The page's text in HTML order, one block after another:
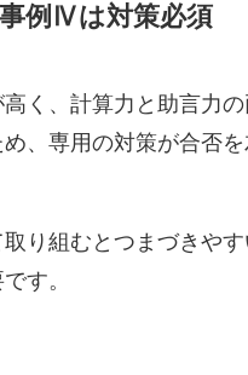
事例Ⅳは対策必須
く、計算力と助言力
、専用の対策が合否を
り組むとつまづきや
す。